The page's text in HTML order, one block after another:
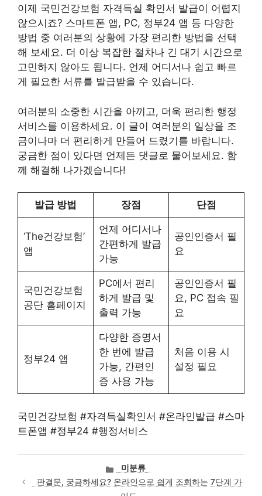
이제 국민건강보험 자격득실 확인서 발급이 어렵지
않으시죠? 스마트폰 앱, PC, 정부24 앱 등 다양한
방법 중 여러분의 상황에 가장 편리한 방법을 선택
해 보세요. 더 이상 복잡한 절차나 긴 대기 시간으로
고민하지 않아도 됩니다. 언제 어디서나 쉽고 빠르
게 필요한 서류를 발급받을 수 있습니다.
여러분의 소중한 시간을 아끼고, 더욱 편리한 행정
서비스를 이용하세요. 이 글이 여러분의 일상을 조
금이나마 더 편리하게 만들어 드렸기를 바랍니다.
궁금한 점이 있다면 언제든 댓글로 물어보세요. 함
께 해결해 나가겠습니다!
발급 방법 장점 단점
‘The건강보험’
앱
언제 어디서나
간편하게 발급
가능
공인인증서 필
요
국민건강보험
공단 홈페이지
PC에서 편리
하게 발급 및
출력 가능
공인인증서 필
요, PC 접속 필
요
정부24 앱
다양한 증명서
한 번에 발급
가능, 간편인
증 사용 가능
처음 이용 시
설정 필요
국민건강보험 #자격득실확인서 #온라인발급 #스마
트폰앱 #정부24 #행정서비스
카
테
고
미분류
판결문, 궁금하세요? 온라인으로 쉽게 조회하는 7단계 가